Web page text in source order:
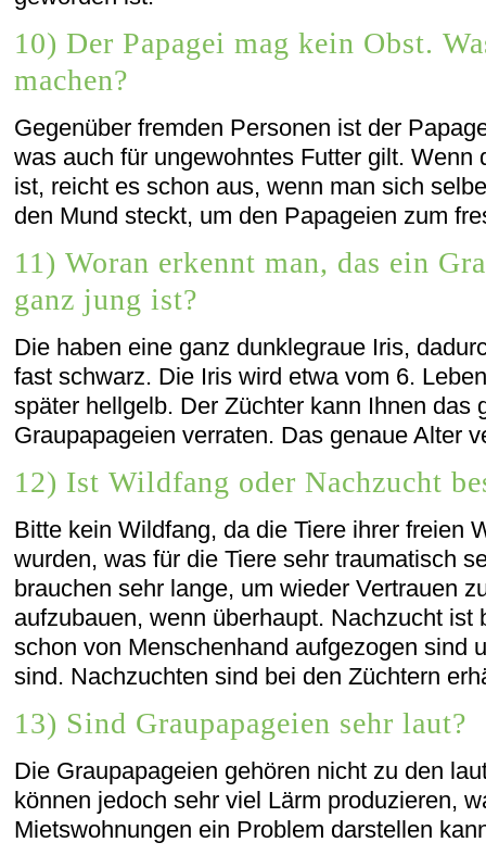
10) Der Papagei mag kein Obst.
machen?
Gegenüber fremden Personen ist der
was auch für ungewohntes Futter gilt. Wenn
ist, reicht es schon aus, wenn man sich
den Mund steckt, um den Papageien zum
11) Woran erkennt man, das ein
ganz jung ist?
Die haben eine ganz dunklegraue Iris,
fast schwarz. Die Iris wird etwa vom 6.
später hellgelb. Der Züchter kann Ihnen das
Graupapageien verraten. Das genaue Alter
12) Ist Wildfang oder Nachzucht
Bitte kein Wildfang, da die Tiere ihrer freien
wurden, was für die Tiere sehr traumatisch
brauchen sehr lange, um wieder Vertrauen
aufzubauen, wenn überhaupt. Nachzucht ist
schon von Menschenhand aufgezogen sind
sind. Nachzuchten sind bei den Züchtern
13) Sind Graupapageien sehr laut?
Die Graupapageien gehören nicht zu den
können jedoch sehr viel Lärm produzieren,
Mietswohnungen ein Problem darstellen